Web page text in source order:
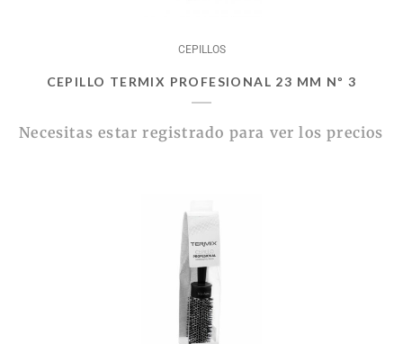
CEPILLOS
CEPILLO TERMIX PROFESIONAL 23 MM Nº 3
Necesitas estar registrado para ver los precios